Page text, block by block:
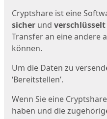
Cryptshare ist eine
sicher und verschlüsselt
Transfer an eine andere
können.
Um die Daten zu
‘Bereitstellen’.
Wenn Sie eine
haben und die